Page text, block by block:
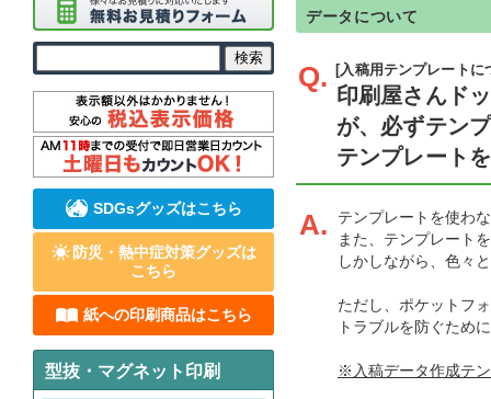
データについて
Q. [入稿用テンプレートに
印刷屋さんド
が、必ずテン
テンプレート
A.
テンプレートを使わ
また、テンプレート
しかしながら、色々
ただし、ポケットフ
トラブルを防ぐため
※入稿データ作成テ
SDGsグッズはこちら
防災・熱中症対策グッズは
こちら
紙への印刷商品はこちら
型抜・マグネット印刷